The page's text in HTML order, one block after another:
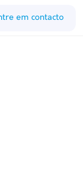
em contacto